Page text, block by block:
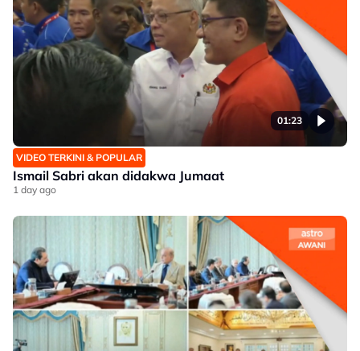
01:23
VIDEO TERKINI & POPULAR
Ismail Sabri akan didakwa Jumaat
1 day ago